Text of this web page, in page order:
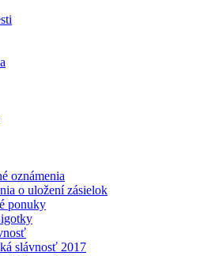
oznámenia
o uložení zásielok
ponuky
slávnosť 2017